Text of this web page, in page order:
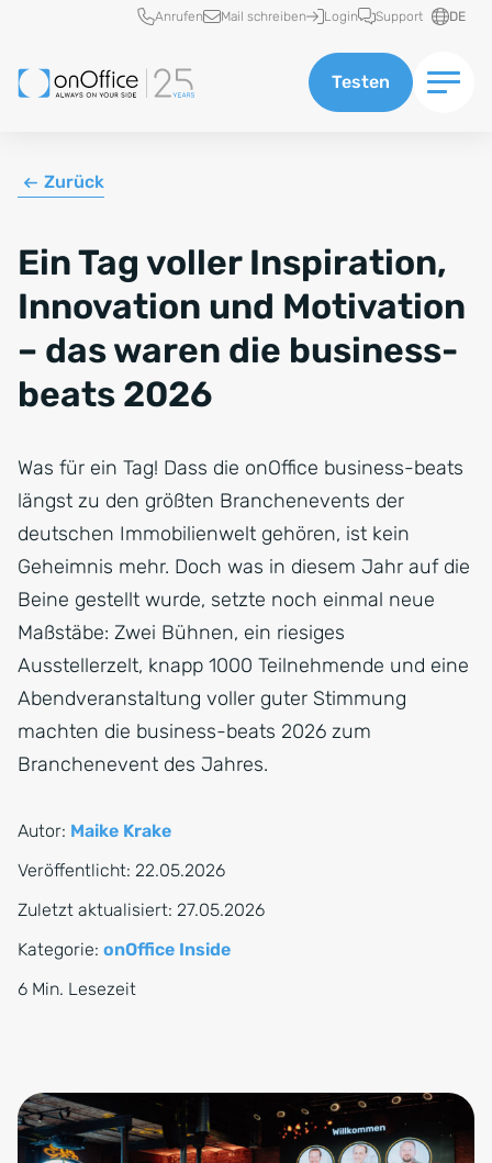
Schnellzugriff
Anrufen Mail schreiben Login Support DE
Testen
Zurück
Ein Tag voller Inspiration,
Innovation und Motivation
– das waren die business-
beats 2026
Was für ein Tag! Dass die onOffice business-beats
längst zu den größten Branchenevents der
deutschen Immobilienwelt gehören, ist kein
Geheimnis mehr. Doch was in diesem Jahr auf die
Beine gestellt wurde, setzte noch einmal neue
Maßstäbe: Zwei Bühnen, ein riesiges
Ausstellerzelt, knapp 1000 Teilnehmende und eine
Abendveranstaltung voller guter Stimmung
machten die business-beats 2026 zum
Branchenevent des Jahres.
Autor: Maike Krake
Veröffentlicht: 22.05.2026
Zuletzt aktualisiert: 27.05.2026
Kategorie: onOffice Inside
6 Min. Lesezeit